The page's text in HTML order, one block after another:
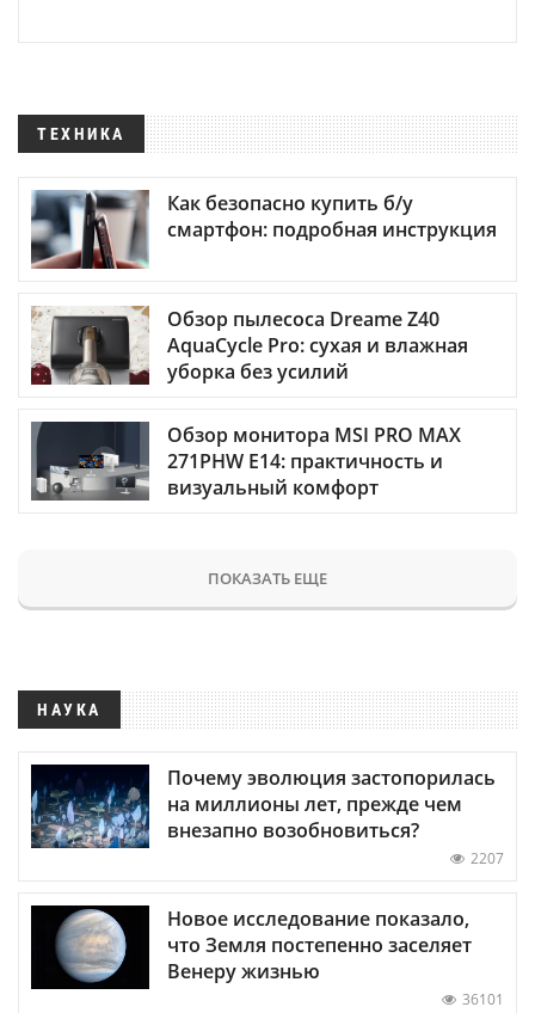
ТЕХНИКА
Как безопасно купить б/у
смартфон: подробная инструкция
Обзор пылесоса Dreame Z40
AquaCycle Pro: сухая и влажная
уборка без усилий
Обзор монитора MSI PRO MAX
271PHW E14: практичность и
визуальный комфорт
ПОКАЗАТЬ ЕЩЕ
НАУКА
Почему эволюция застопорилась
на миллионы лет, прежде чем
внезапно возобновиться?
2207
Новое исследование показало,
что Земля постепенно заселяет
Венеру жизнью
36101